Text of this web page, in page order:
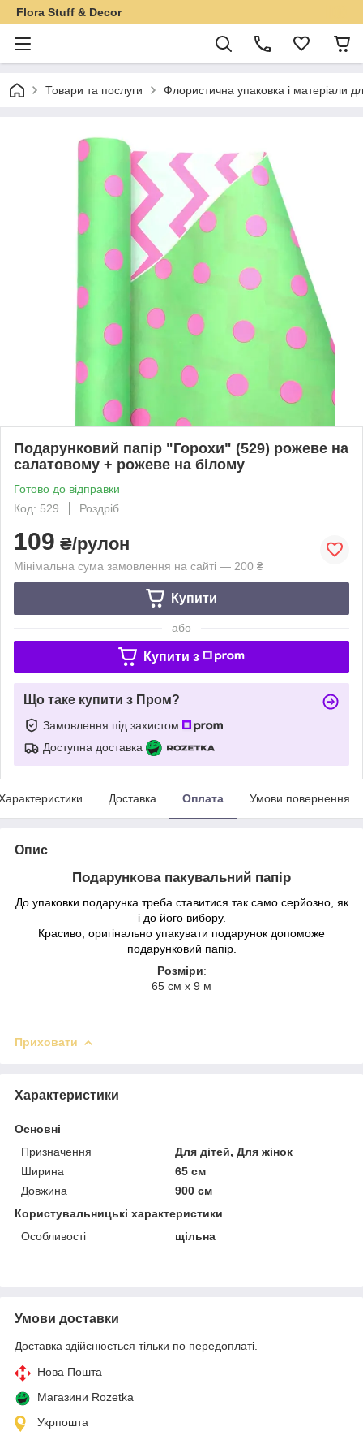
Flora Stuff & Decor
Товари та послуги Флористична упаковка і матеріали
Подарунковий папір "Горохи" (529) рожеве на
салатовому + рожеве на білому
Готово до відправки
Код: 529
Роздріб
109 ₴/рулон
Мінімальна сума замовлення на сайті — 200 ₴
Купити
або
Купити з
Що таке купити з Пром?
Замовлення під захистом
Доступна доставка
Доставка Оплата Умови повернення
Опис
Подарункова пакувальний папір
До упаковки подарунка треба ставитися так само серйозно, як
і до його вибору.
Красиво, оригінально упакувати подарунок допоможе
подарунковий папір.
Розміри:
65 см х 9 м
Приховати
Характеристики
Основні
Призначення
Для дітей, Для жінок
Ширина
65 см
Довжина
900 см
Користувальницькі характеристики
Особливості
щільна
Умови доставки
Доставка здійснюється тільки по передоплаті.
Нова Пошта
Магазини Rozetka
Укрпошта